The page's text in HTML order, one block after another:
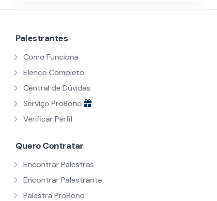
Palestrantes
Como Funciona
Elenco Completo
Central de Dúvidas
Serviço ProBono
Verificar Perfil
Quero Contratar
Encontrar Palestras
Encontrar Palestrante
Palestra ProBono